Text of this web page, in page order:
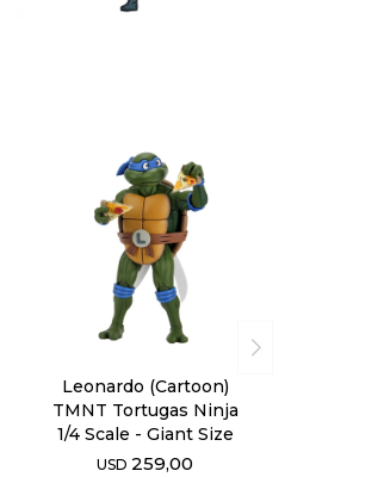
Leonardo (Cartoon)
TMNT Tortugas Ninja
1/4 Scale - Giant Size
USD 259,00